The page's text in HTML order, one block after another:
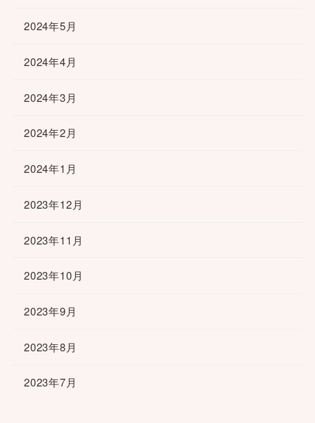
2024年5月
2024年4月
2024年3月
2024年2月
2024年1月
2023年12月
2023年11月
2023年10月
2023年9月
2023年8月
2023年7月